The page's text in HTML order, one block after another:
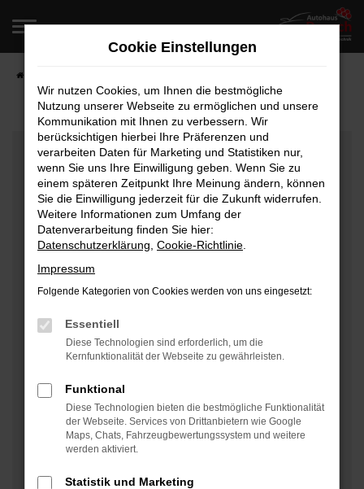
Zum
springen
Fehler: Network Error
Beim Laden ist ein Fehler aufgetreten.
Hier sind ein paar Tipps, die dir helfen können:
Überprüfe deine Firewall und deine
Internetverbindung.
Laden andere Webseiten, zum Beispiel deine
Manche Erweiterungen, wie Werbeblocker, können
das Laden bestimmter Seiten verhindern.
Funktioniert die Seite in einem anderen Browser
Starte dein Gerät neu.
Das kann manchmal helfen, vorübergehende
Probleme zu beheben.
Betriebssystem auf dem neuesten Stand sind.
Cookie Einstellungen
Wir nutzen Cookies, um Ihnen die bestmögliche
Nutzung unserer Webseite zu ermöglichen und unsere
Kommunikation mit Ihnen zu verbessern. Wir
berücksichtigen hierbei Ihre Präferenzen und
verarbeiten Daten für Marketing und Statistiken nur,
wenn Sie uns Ihre Einwilligung geben. Wenn Sie zu
einem späteren Zeitpunkt Ihre Meinung ändern, können
Sie die Einwilligung jederzeit für die Zukunft widerrufen.
Weitere Informationen zum Umfang der
Datenverarbeitung finden Sie hier:
Datenschutzerklärung Cookie-Richtlinie
Impressum
Folgende Kategorien von Cookies werden von uns eingesetzt:
Essentiell
Diese Technologien sind erforderlich, um die
Kernfunktionalität der Webseite zu gewährleisten.
Funktional
Diese Technologien bieten die bestmögliche Funktionalität
der Webseite. Services von Drittanbietern wie Google
Maps, Chats, Fahrzeugbewertungssystem und weitere
werden aktiviert.
Statistik und Marketing